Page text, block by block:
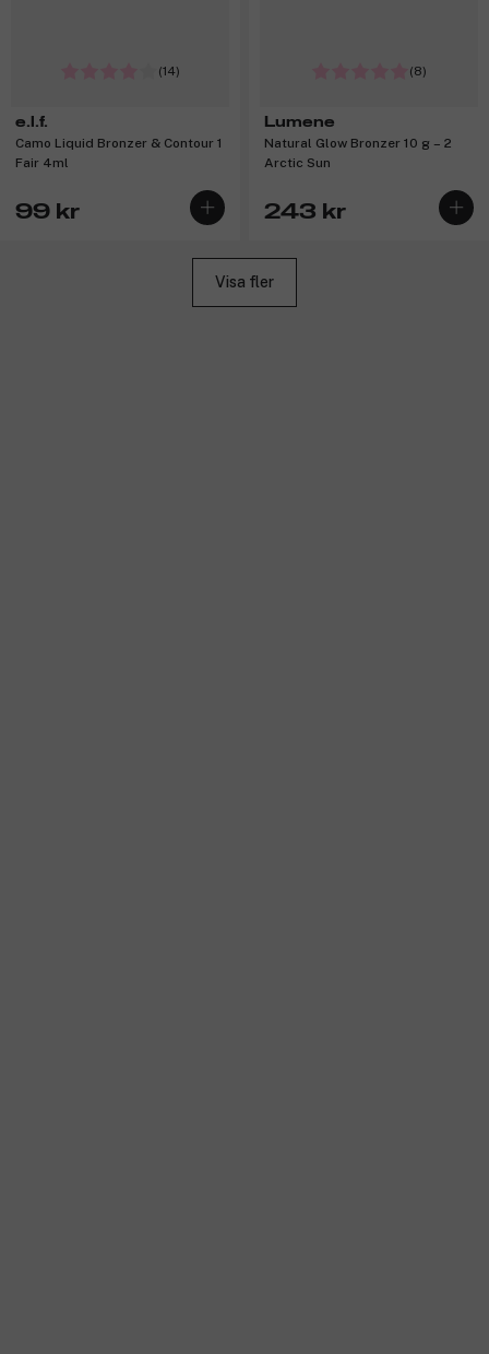
(14)
e.l.f.
Camo Liquid Bronzer & Contour 1
Fair 4ml
99 kr
(8)
Lumene
Natural Glow Bronzer 10 g – 2
Arctic Sun
243 kr
Visa fler